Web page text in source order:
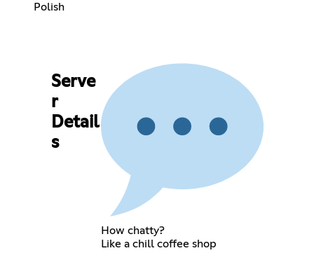
Polish
Serve
r
Detail
s
How chatty?
Like a chill coffee shop